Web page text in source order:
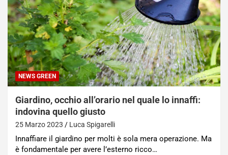
NEWS GREEN
Giardino, occhio all’orario nel quale lo innaffi:
indovina quello giusto
25 Marzo 2023 Luca Spigarelli
Innaffiare il giardino per molti è sola mera operazione. Ma
è fondamentale per avere l’esterno ricco…